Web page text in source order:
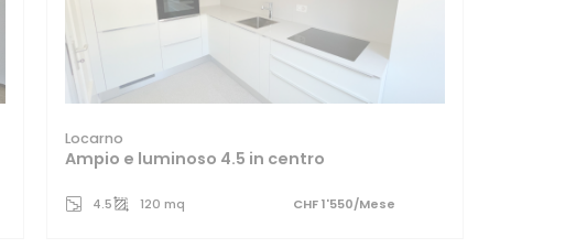
Locarno
Ampio e luminoso 4.5 in centro
4.5 120 mq CHF 1'550/Mese